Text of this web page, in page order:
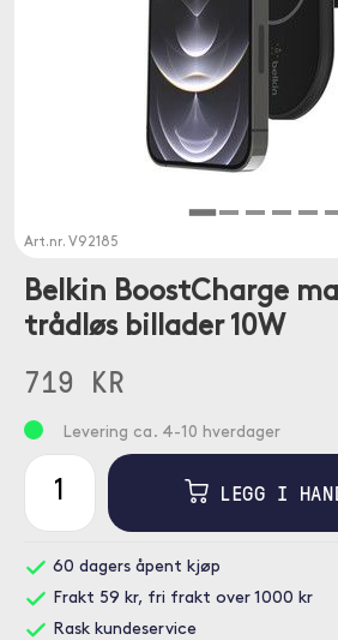
Art.nr. V92185
Belkin BoostCharge
trådløs billader 10W
719 KR
Levering ca. 4-10 hverdager
LEGG I
60 dagers åpent kjøp
Frakt 59 kr, fri frakt over 1000 kr
Rask kundeservice